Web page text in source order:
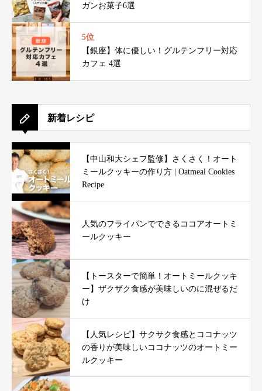
ガンお菓子6選
5位
【銀座】体に優しい！グルテンフリー対応
カフェ 4選
新着レシピ
【中山和大シェフ監修】さくさく！オート
ミールクッキーの作り方 | Oatmeal Cookies
Recipe
人気のフライパンでできるココアオートミ
ールクッキー
【トースターで簡単！オートミールクッキ
ー】ザクザク食感が美味しいのに混ぜるだ
け
【人気レシピ】サクサク食感とココナッツ
の香りが美味しいココナッツのオートミー
ルクッキー